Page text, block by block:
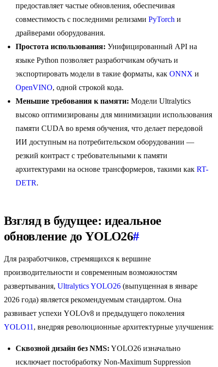
предоставляет частые обновления, обеспечивая
совместимость с последними релизами PyTorch и
драйверами оборудования.
Простота использования: Унифицированный API на
языке Python позволяет разработчикам обучать и
экспортировать модели в такие форматы, как ONNX и
OpenVINO, одной строкой кода.
Меньшие требования к памяти: Модели Ultralytics
высоко оптимизированы для минимизации использования
памяти CUDA во время обучения, что делает передовой
ИИ доступным на потребительском оборудовании —
резкий контраст с требовательными к памяти
архитектурами на основе трансформеров, такими как RT-
DETR.
Взгляд в будущее: идеальное
обновление до YOLO26#
Для разработчиков, стремящихся к вершине
производительности и современным возможностям
развертывания, Ultralytics YOLO26 (выпущенная в январе
2026 года) является рекомендуемым стандартом. Она
развивает успехи YOLOv8 и предыдущего поколения
YOLO11 , внедряя революционные архитектурные улучшения:
Сквозной дизайн без NMS: YOLO26 изначально
исключает постобработку Non-Maximum Suppression